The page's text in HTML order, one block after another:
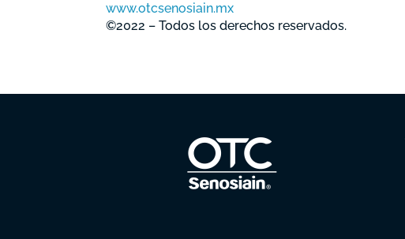
www.otcsenosiain.mx
©2022 – Todos los derechos reservados.